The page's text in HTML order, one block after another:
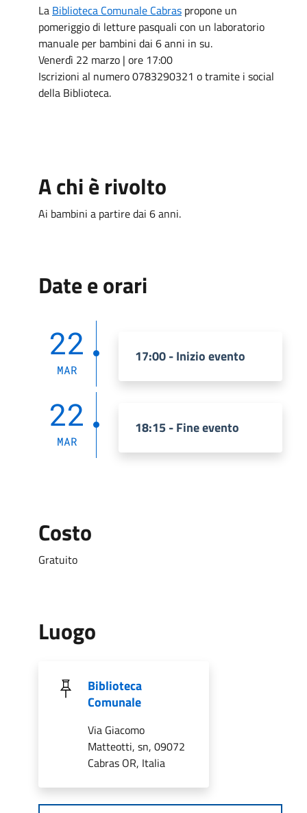
La Biblioteca Comunale Cabras propone un
pomeriggio di letture pasquali con un laboratorio
manuale per bambini dai 6 anni in su.
Venerdì 22 marzo | ore 17:00
Iscrizioni al numero 0783290321 o tramite i social
della Biblioteca.
A chi è rivolto
Ai bambini a partire dai 6 anni.
Date e orari
22
MAR
17:00 - Inizio evento
22
MAR
18:15 - Fine evento
Costo
Gratuito
Luogo
Biblioteca
Comunale
Via Giacomo
Matteotti, sn, 09072
Cabras OR, Italia